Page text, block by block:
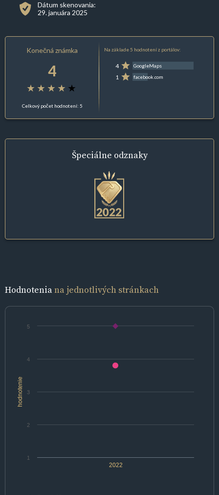
Dátum skenovania:
29. januára 2025
Konečná známka
4
Celkový počet hodnotení: 5
Na základe 5 hodnotení z portálov:
4 GoogleMaps
1 facebook.com
Špeciálne odznaky
Hodnoteniana jednotlivých stránkach
hodnotenie
2022
1
2
3
4
5